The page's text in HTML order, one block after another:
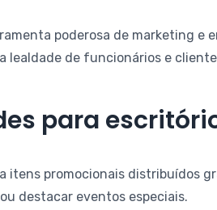
poderosa de marketing e
de funcionários e
para
itens promocionais distribuídos
destacar eventos especiais.